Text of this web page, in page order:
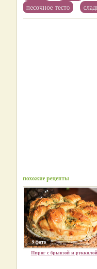
песочное тесто
похожие рецепты
9 фото
Пирог с брынзой и рукколой